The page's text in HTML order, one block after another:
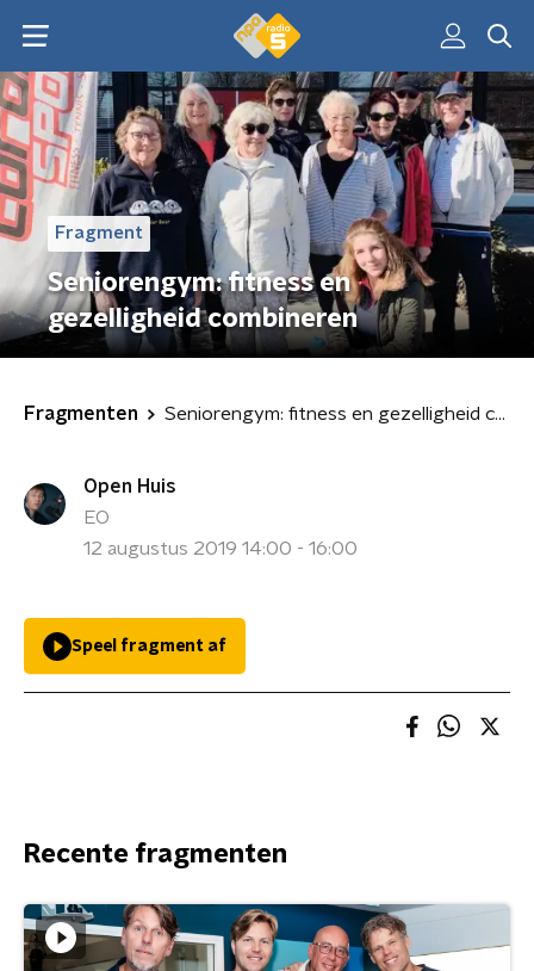
Fragment
Seniorengym: fitness en
gezelligheid combineren
Fragmenten Seniorengym: fitness en gezelligheid combineren
Open Huis
EO
12 augustus 2019 14:00 - 16:00
Speel fragment af
Recente fragmenten